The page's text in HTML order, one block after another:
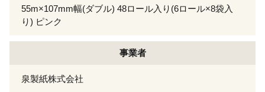
55m×107mm幅(ダブル) 48ロール入り(6ロール×8袋入
り) ピンク
事業者
泉製紙株式会社